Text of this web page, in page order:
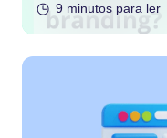
9 minutos para ler